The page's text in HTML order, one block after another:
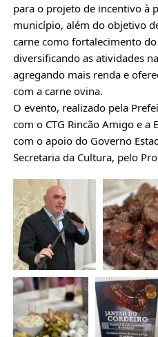
para o projeto de incentivo à
município, além do objetivo
carne como fortalecimento
diversificando as atividades
agregando mais renda e
com a carne ovina.
O evento, realizado pela
com o CTG Rincão Amigo e a
com o apoio do Governo
Secretaria da Cultura, pelo